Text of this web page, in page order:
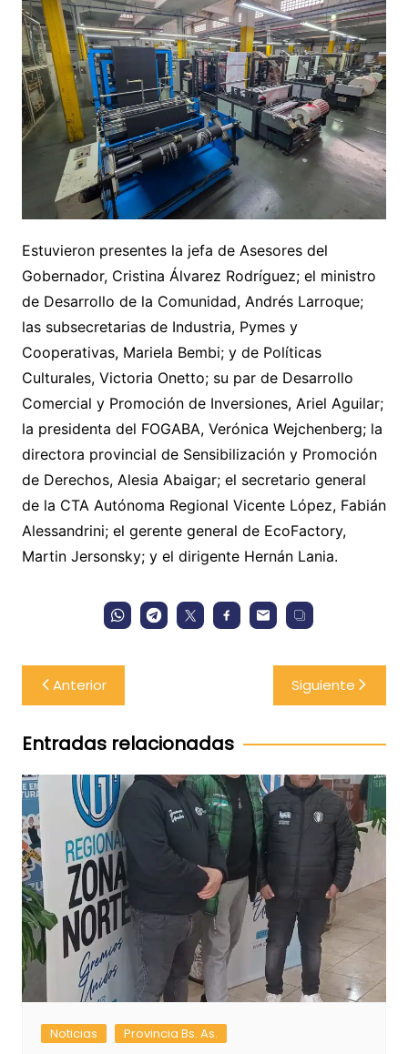
Estuvieron presentes la jefa de Asesores del
Gobernador, Cristina Álvarez Rodríguez; el ministro
de Desarrollo de la Comunidad, Andrés Larroque;
las subsecretarias de Industria, Pymes y
Cooperativas, Mariela Bembi; y de Políticas
Culturales, Victoria Onetto; su par de Desarrollo
Comercial y Promoción de Inversiones, Ariel Aguilar;
la presidenta del FOGABA, Verónica Wejchenberg; la
directora provincial de Sensibilización y Promoción
de Derechos, Alesia Abaigar; el secretario general
de la CTA Autónoma Regional Vicente López, Fabián
Alessandrini; el gerente general de EcoFactory,
Martin Jersonsky; y el dirigente Hernán Lania.
Navegación
de
entradas
Anterior Siguiente
Entradas relacionadas
Noticias Provincia Bs. As.